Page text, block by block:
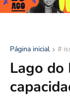
Página inicial #
Lago do